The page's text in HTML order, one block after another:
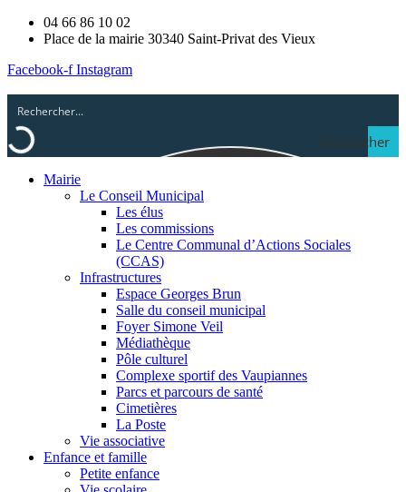
04 66 86 10 02
Place de la mairie 30340 Saint-Privat des Vieux
Facebook-f Instagram
Rechercher
Mairie
Le Conseil Municipal
Les élus
Les commissions
Le Centre Communal d’Actions Sociales
(CCAS)
Infrastructures
Espace Georges Brun
Salle du conseil municipal
Foyer Simone Veil
Médiathèque
Pôle culturel
Complexe sportif des Vaupiannes
Parcs et parcours de santé
Cimetières
La Poste
Vie associative
Enfance et famille
Petite enfance